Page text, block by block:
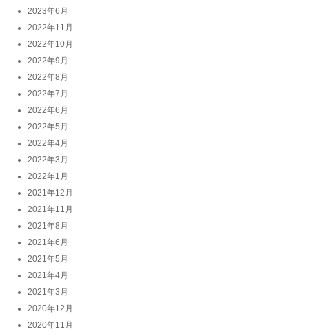
2023年6月
2022年11月
2022年10月
2022年9月
2022年8月
2022年7月
2022年6月
2022年5月
2022年4月
2022年3月
2022年1月
2021年12月
2021年11月
2021年8月
2021年6月
2021年5月
2021年4月
2021年3月
2020年12月
2020年11月